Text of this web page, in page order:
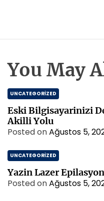
You May
UNCATEGORIZED
Eski Bilgisayarinizi
Akilli Yolu
Posted onAğustos 5,
UNCATEGORIZED
Yazin Lazer
Posted onAğustos 5,